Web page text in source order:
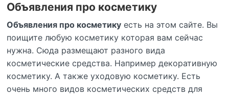
Объявления про косметику
Объявления про косметику есть на этом сайте. Вы
поищите любую косметику которая вам сейчас
нужна. Сюда размещают разного вида
косметические средства. Например декоративную
косметику. А также уходовую косметику. Есть
очень много видов косметических средств для